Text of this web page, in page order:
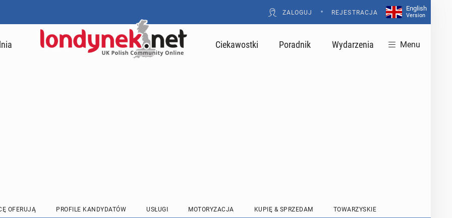
ZALOGUJ • REJESTRACJA
English
Version
Ciekawostki Poradnik Wydarzenia Menu
OFERUJĄ PROFILE KANDYDATÓW USŁUGI MOTORYZACJA KUPIĘ & SPRZEDAM TOWARZYSKIE